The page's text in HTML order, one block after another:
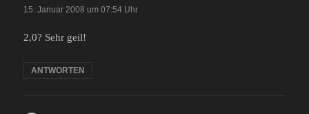
15. Januar 2008 um 07:54 Uhr
2,0? Sehr geil!
ANTWORTEN